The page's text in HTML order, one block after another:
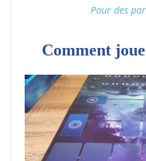
Pour des
Comment